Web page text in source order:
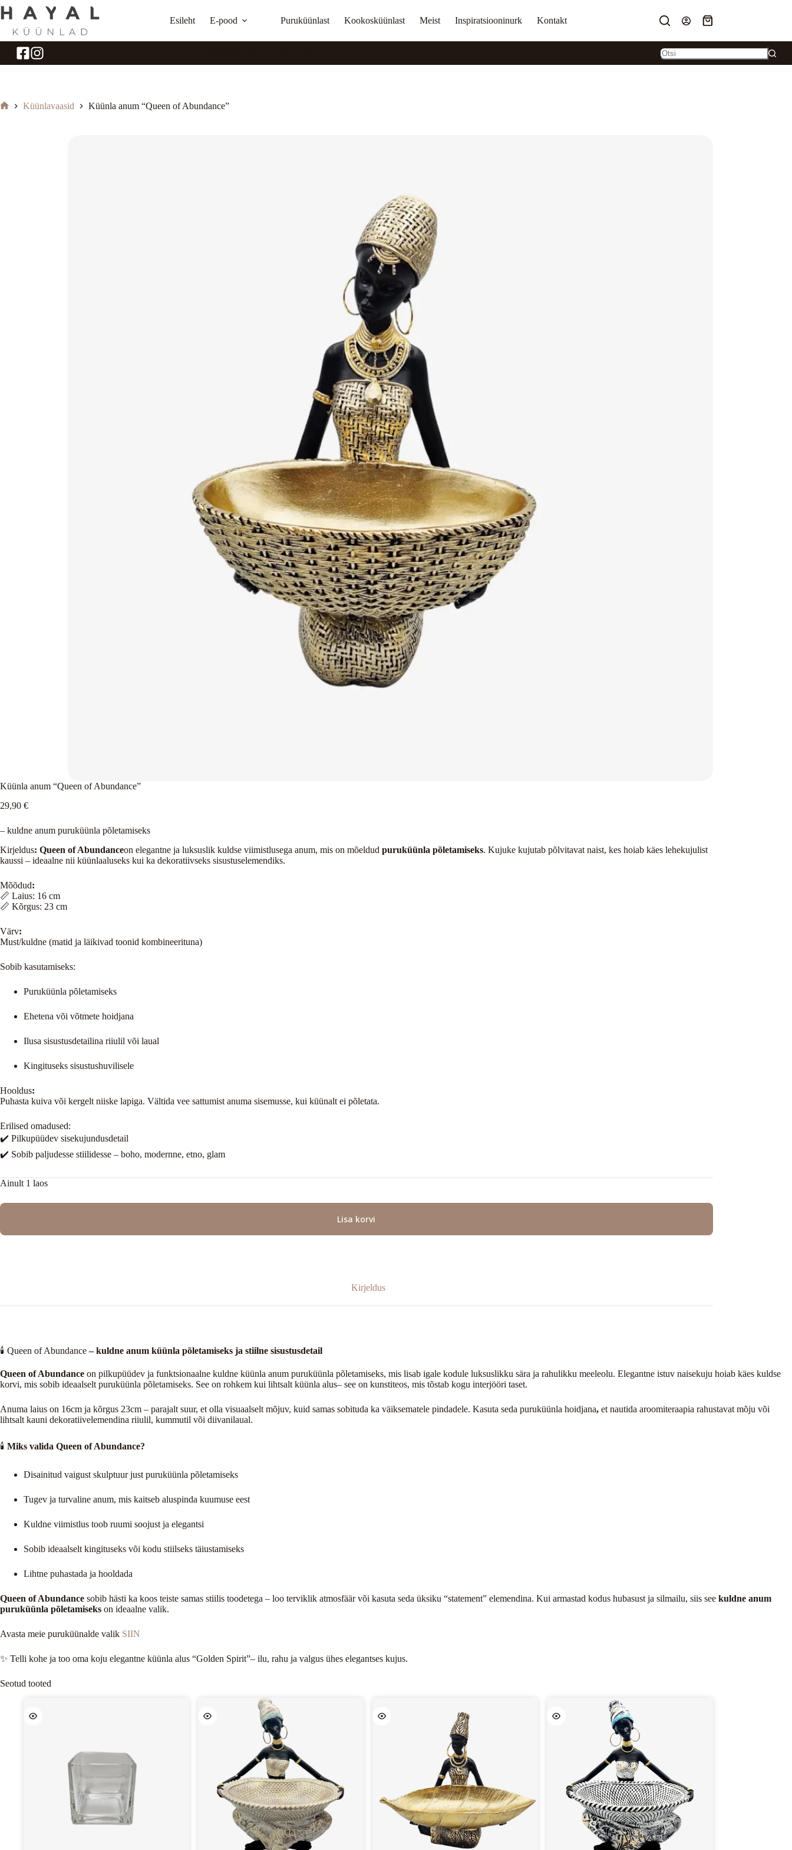
Skip
to
content
Esileht E-pood Puruküünlast Kookosküünlast Meist Inspiratsiooninurk Kontakt Ostukorv
No
Küünlavaasid Küünla anum “Queen of Abundance”
Küünla anum “Queen of Abundance”
29,90 €
– kuldne anum puruküünla põletamiseks
Kirjeldus: Queen of Abundanceon elegantne ja luksuslik kuldse viimistlusega anum, mis on mõeldud puruküünla põletamiseks. Kujuke kujutab põlvitavat naist, kes hoiab käes lehekujulist
kaussi – ideaalne nii küünlaaluseks kui ka dekoratiivseks sisustuselemendiks.
Mõõdud:
📏 Laius: 16 cm
📏 Kõrgus: 23 cm
Värv:
Must/kuldne (matid ja läikivad toonid kombineerituna)
Sobib kasutamiseks:
Puruküünla põletamiseks
Ehetena või võtmete hoidjana
Ilusa sisustusdetailina riiulil või laual
Kingituseks sisustushuvilisele
Hooldus:
Puhasta kuiva või kergelt niiske lapiga. Vältida vee sattumist anuma sisemusse, kui küünalt ei põletata.
Erilised omadused:
✔️ Pilkupüüdev sisekujundusdetail
✔️ Sobib paljudesse stiilidesse – boho, modernne, etno, glam
Ainult 1 laos
Lisa korvi
Kirjeldus
🕯️ Queen of Abundance– kuldne anum küünla põletamiseks ja stiilne sisustusdetail
Queen of Abundance on pilkupüüdev ja funktsionaalne kuldne küünla anum puruküünla põletamiseks, mis lisab igale kodule luksuslikku sära ja rahulikku meeleolu. Elegantne istuv naisekuju hoiab käes kuldse
korvi, mis sobib ideaalselt puruküünla põletamiseks. See on rohkem kui lihtsalt küünla alus– see on kunstiteos, mis tõstab kogu interjööri taset.
Anuma laius on 16cm ja kõrgus 23cm – parajalt suur, et olla visuaalselt mõjuv, kuid samas sobituda ka väiksematele pindadele. Kasuta seda puruküünla hoidjana, et nautida aroomiteraapia rahustavat mõju või
lihtsalt kauni dekoratiivelemendina riiulil, kummutil või diivanilaual.
🕯️ Miks valida Queen of Abundance?
Disainitud vaigust skulptuur just puruküünla põletamiseks
Tugev ja turvaline anum, mis kaitseb aluspinda kuumuse eest
Kuldne viimistlus toob ruumi soojust ja elegantsi
Sobib ideaalselt kingituseks või kodu stiilseks täiustamiseks
Lihtne puhastada ja hooldada
Queen of Abundance sobib hästi ka koos teiste samas stiilis toodetega – loo terviklik atmosfäär või kasuta seda üksiku “statement” elemendina. Kui armastad kodus hubasust ja silmailu, siis see kuldne anum
puruküünla põletamiseks on ideaalne valik.
Avasta meie puruküünalde valik SIIN
✨ Telli kohe ja too oma koju elegantne küünla alus “Golden Spirit”– ilu, rahu ja valgus ühes elegantses kujus.
Seotud tooted